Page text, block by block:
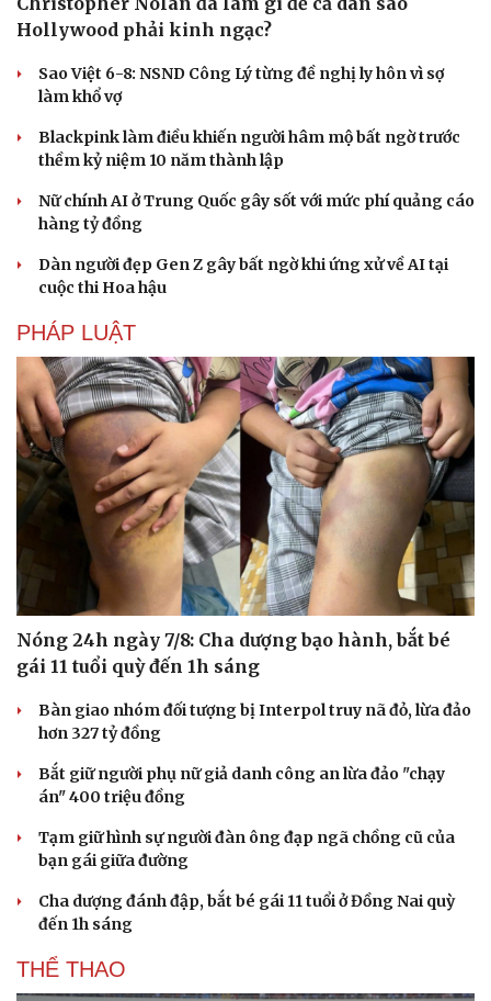
Hollywood phải kinh ngạc?
Sao Việt 6-8: NSND Công Lý từng đề nghị ly hôn vì sợ
làm khổ vợ
Blackpink làm điều khiến người hâm mộ bất ngờ trước
thềm kỷ niệm 10 năm thành lập
Nữ chính AI ở Trung Quốc gây sốt với mức phí quảng cáo
hàng tỷ đồng
Dàn người đẹp Gen Z gây bất ngờ khi ứng xử về AI tại
cuộc thi Hoa hậu
PHÁP LUẬT
Nóng 24h ngày 7/8: Cha dượng bạo hành, bắt bé
gái 11 tuổi quỳ đến 1h sáng
Bàn giao nhóm đối tượng bị Interpol truy nã đỏ, lừa đảo
hơn 327 tỷ đồng
Bắt giữ người phụ nữ giả danh công an lừa đảo "chạy
án" 400 triệu đồng
Tạm giữ hình sự người đàn ông đạp ngã chồng cũ của
bạn gái giữa đường
Cha dượng đánh đập, bắt bé gái 11 tuổi ở Đồng Nai quỳ
đến 1h sáng
THỂ THAO